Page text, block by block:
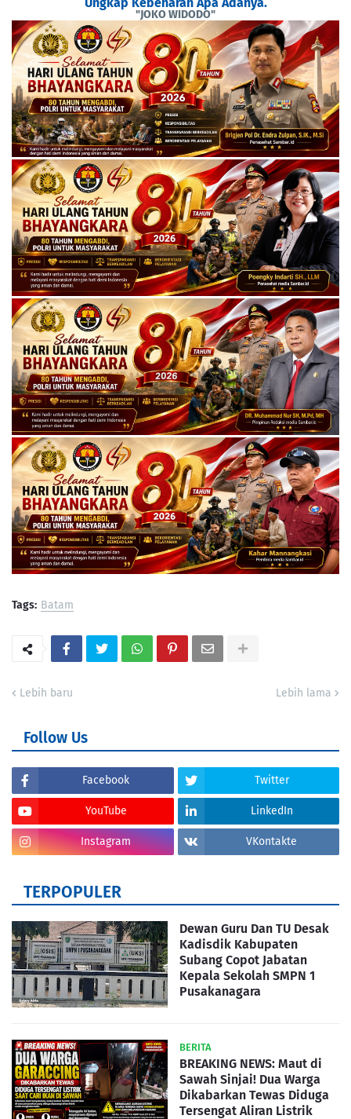
"JOKO WIDODO"
Tags: Batam
Lebih baru Lebih lama
Follow Us
Facebook Twitter
YouTube LinkedIn
Instagram VKontakte
TERPOPULER
Dewan Guru Dan TU Desak
Kadisdik Kabupaten
Subang Copot Jabatan
Kepala Sekolah SMPN 1
Pusakanagara
BERITA
BREAKING NEWS: Maut di
Sawah Sinjai! Dua Warga
Dikabarkan Tewas Diduga
Tersengat Aliran Listrik